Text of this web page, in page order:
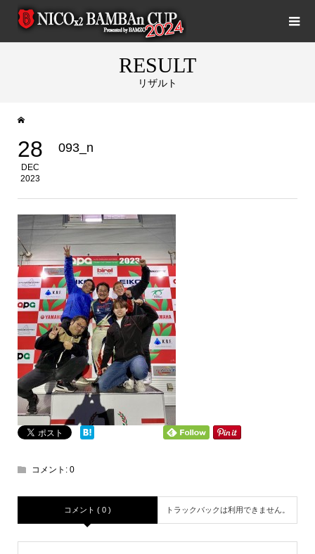
RESULT
リザルト
28
DEC
2023
093_n
コメント: 0
コメント ( 0 ) トラックバックは利用できません。